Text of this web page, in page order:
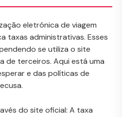
eletrónica de viagem
taxas administrativas. Esses
se utiliza o site
de terceiros. Aqui está uma
e das políticas de
do site oficial: A taxa